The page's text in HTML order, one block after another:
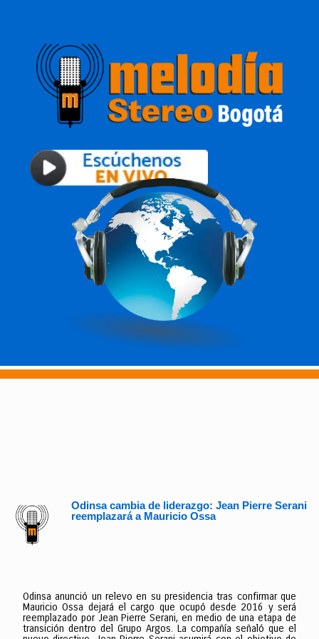
Odinsa cambia de liderazgo: Jean Pierre Serani
reemplazará a Mauricio Ossa
Odinsa anunció un relevo en su presidencia tras confirmar que
Mauricio Ossa dejará el cargo que ocupó desde 2016 y será
reemplazado por Jean Pierre Serani, en medio de una etapa de
transición dentro del Grupo Argos. La compañía señaló que el